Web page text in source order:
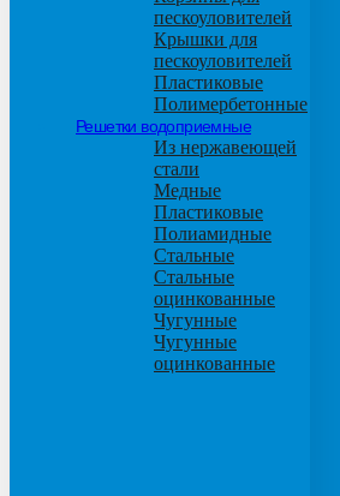
пескоуловителей
Крышки для
пескоуловителей
Пластиковые
Полимербетонные
Решетки водоприемные
Из нержавеющей
стали
Медные
Пластиковые
Полиамидные
Стальные
Стальные
оцинкованные
Чугунные
Чугунные
оцинкованные